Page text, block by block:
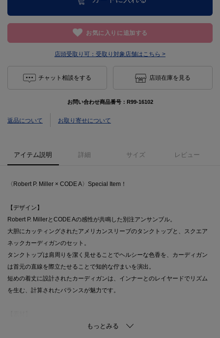
お気に入りに追加する
店頭受取り可： 受取り対象店舗はこちら >
チャット相談をする 店頭在庫を見る
お問い合わせ商品番号： R99-16102
返品について お取り寄せについて
アイテム説明 詳細 サイズ レビュー
〈Robert P. Miller × CODE A〉Special Item！
【デザイン】
Robert P. MillerとCODE Aの感性が共鳴した別注アンサンブル。
大胆にカッティングされたアメリカンスリーブのタンクトップと、スクエア
ネックカーディガンのセット。
タンクトップは肩周りを潔く見せることでヘルシーな色香を、カーディガン
は首元の直線を際立たせることで知的な佇まいを演出。
短めの着丈に設計されたカーディガンは、インナーとのレイヤードでリズム
を生む、計算されたバランスが魅力です。
さらりとした質感が心地よい、Miller特有のパネルリブ素材を採用。